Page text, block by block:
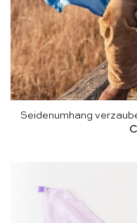
Seidenumhang